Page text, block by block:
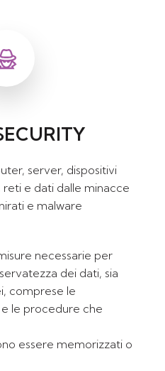
server, dispositivi
e dati dalle minacce
e malware
necessarie per
dei dati, sia
comprese le
le procedure che
essere memorizzati o